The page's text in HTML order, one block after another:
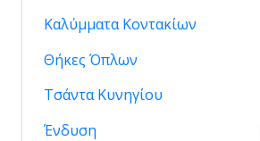
Καλύμματα Κοντακίων
Θήκες Όπλων
Τσάντα Κυνηγίου
Ένδυση